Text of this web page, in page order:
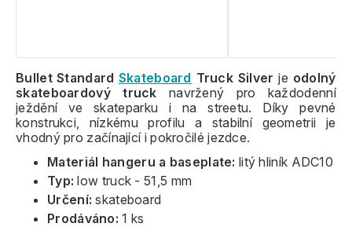
Bullet Standard Skateboard Truck Silver je odolný
skateboardový truck navržený pro každodenní
ježdění ve skateparku i na streetu. Díky pevné
konstrukci, nízkému profilu a stabilní geometrii je
vhodný pro začínající i pokročilé jezdce.
Materiál hangeru a baseplate: litý hliník ADC10
Typ: low truck - 51,5 mm
Určení: skateboard
Prodáváno: 1 ks